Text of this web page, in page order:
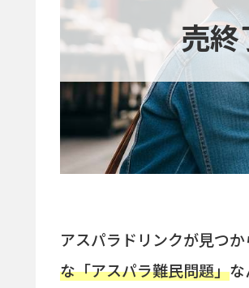
売終
アスパラドリンクが見つ
な「アスパラ難民問題」な